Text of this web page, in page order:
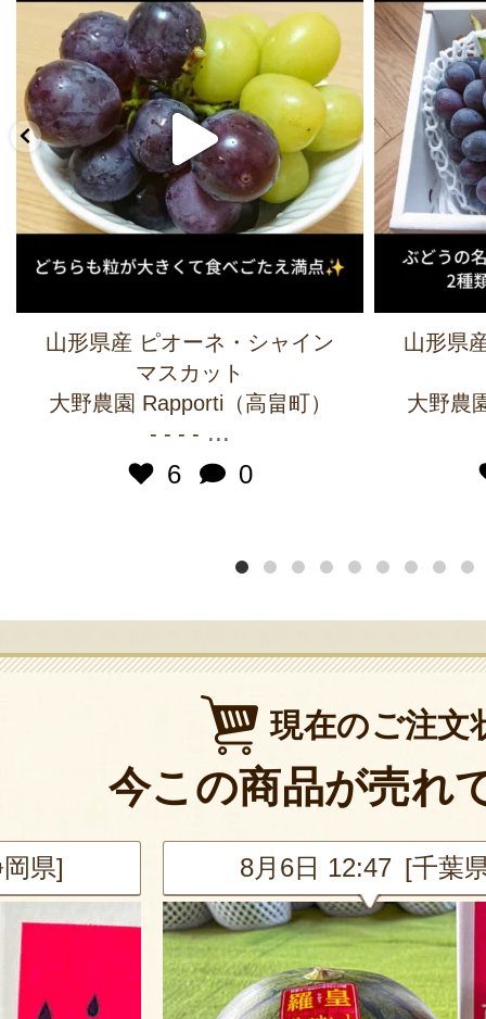
山形県産 ピオーネ・シャイン
マスカット
大野農園 Rapporti（高畠町）
- - - - ...
6
0
山形県
大野農
現在のご注文
今この商品が売れ
県] 8月6日 12:47 [千葉